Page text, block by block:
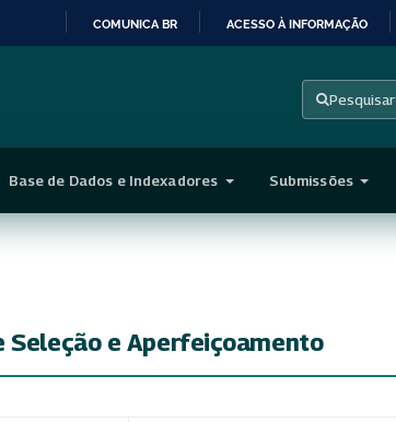
CONTEÚDO
COMUNICA BR ACESSO À INFORMAÇÃO
Pesquisar
Base de Dados e Indexadores Submissões
Seleção e Aperfeiçoamento